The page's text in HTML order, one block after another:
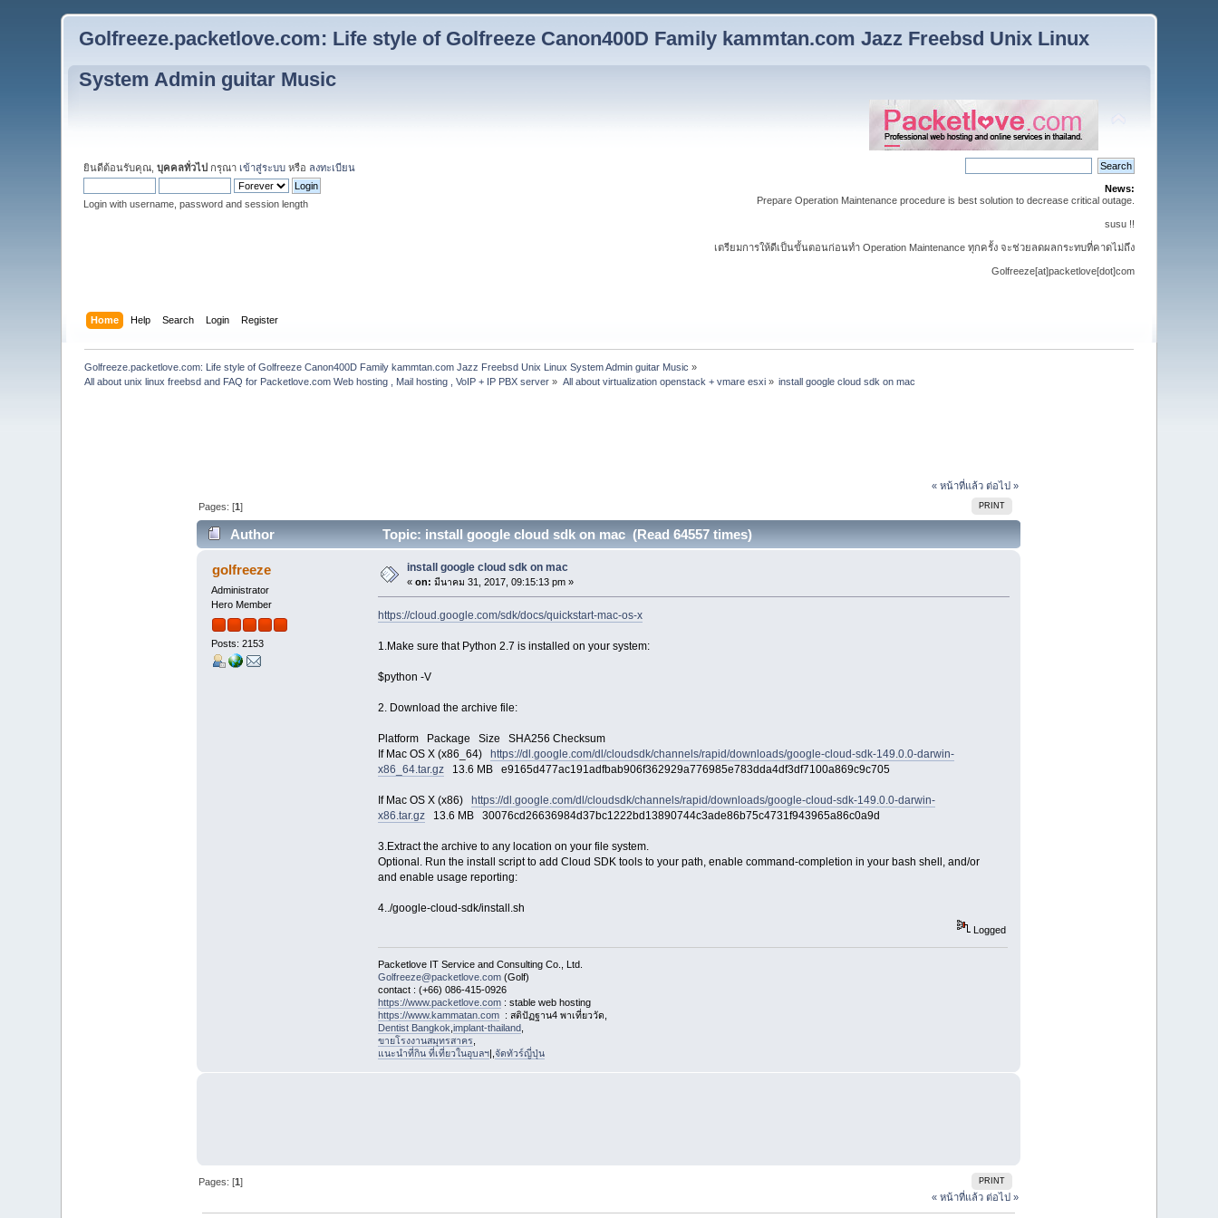
Golfreeze.packetlove.com: Life style of Golfreeze Canon400D Family kammtan.com Jazz Freebsd Unix Linux
System Admin guitar Music
ยินดีต้อนรับคุณ,บุคคลทั่วไป กรุณา เข้าสู่ระบบ หรือ ลงทะเบียน
Login with username, password and session length
News:
Prepare Operation Maintenance procedure is best solution to decrease critical outage.
susu !!
เตรียมการให้ดีเป็นขั้นตอนก่อนทำ Operation Maintenance ทุกครั้ง จะช่วยลดผลกระทบที่คาดไม่ถึง
Golfreeze[at]packetlove[dot]com
Home Help Search Login Register
Golfreeze.packetlove.com: Life style of Golfreeze Canon400D Family kammtan.com Jazz Freebsd Unix Linux System Admin guitar Music »
All about unix linux freebsd and FAQ for Packetlove.com Web hosting , Mail hosting , VoIP + IP PBX server » All about virtualization openstack + vmare esxi» install google cloud sdk on mac
« หน้าที่แล้ว ต่อไป »
PRINT
Pages: [1]
Author Topic: install google cloud sdk on mac (Read 64557 times)
golfreeze
Administrator
Hero Member
Posts: 2153
install google cloud sdk on mac
«on: มีนาคม 31, 2017, 09:15:13 pm »
https://cloud.google.com/sdk/docs/quickstart-mac-os-x
1.Make sure that Python 2.7 is installed on your system:
$python -V
2. Download the archive file:
Platform Package Size SHA256 Checksum
If Mac OS X (x86_64)
https://dl.google.com/dl/cloudsdk/channels/rapid/downloads/google-cloud-sdk-149.0.0-darwin-
x86_64.tar.gz13.6 MB e9165d477ac191adfbab906f362929a776985e783dda4df3df7100a869c9c705
If Mac OS X (x86)
https://dl.google.com/dl/cloudsdk/channels/rapid/downloads/google-cloud-sdk-149.0.0-darwin-
x86.tar.gz13.6 MB 30076cd26636984d37bc1222bd13890744c3ade86b75c4731f943965a86c0a9d
3.Extract the archive to any location on your file system.
Optional. Run the install script to add Cloud SDK tools to your path, enable command-completion in your bash shell, and/or
and enable usage reporting:
4../google-cloud-sdk/install.sh
Logged
Packetlove IT Service and Consulting Co., Ltd.
Golfreeze@packetlove.com(Golf)
contact : (+66) 086-415-0926
https://www.packetlove.com: stable web hosting
https://www.kammatan.com: สติปัฏฐาน4 พาเที่ยววัด,
Dentist Bangkok implant-thailand,
ขายโรงงานสมุทรสาคร,
แนะนำที่กิน ที่เที่ยวในอุบลฯ|, จัดทัวร์ญี่ปุ่น
PRINT
Pages: [1]
« หน้าที่แล้ว ต่อไป »